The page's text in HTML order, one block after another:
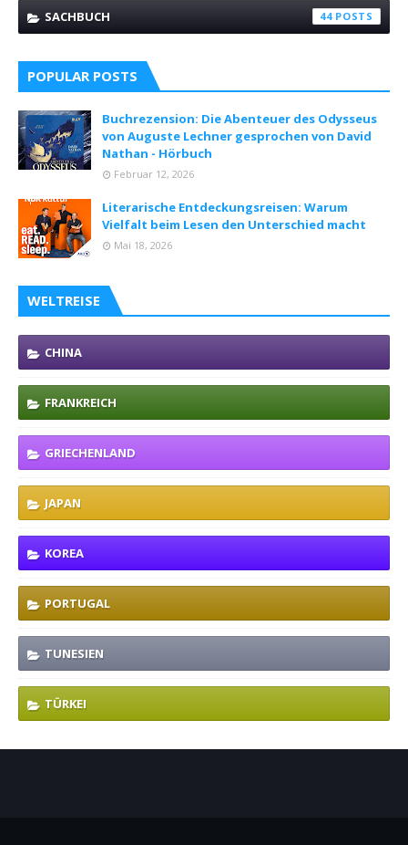
SACHBUCH 44
POPULAR POSTS
Buchrezension: Die Abenteuer des Odysseus
von Auguste Lechner gesprochen von David
Nathan - Hörbuch
Februar 12, 2026
Literarische Entdeckungsreisen: Warum
Vielfalt beim Lesen den Unterschied macht
Mai 18, 2026
WELTREISE
CHINA
FRANKREICH
GRIECHENLAND
JAPAN
KOREA
PORTUGAL
TUNESIEN
TÜRKEI